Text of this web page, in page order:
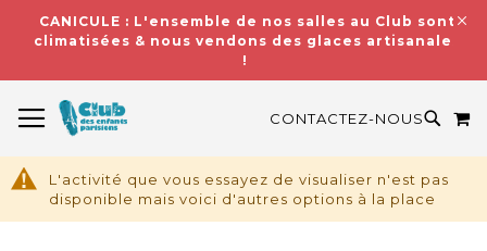
CANICULE : L'ensemble de nos salles au Club sont
climatisées & nous vendons des glaces artisanales
!
CONTACTEZ-NOUS
L'activité que vous essayez de visualiser n'est pas
disponible mais voici d'autres options à la place